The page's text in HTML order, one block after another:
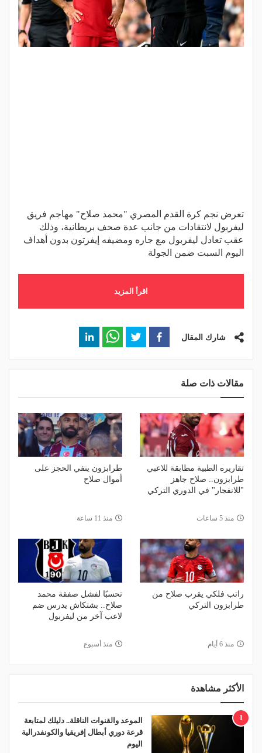
تعرض نجم كرة القدم المصري "محمد صلاح" مهاجم فريق
ليفربول لانتقادات من جانب عدة صحف بريطانية، وذلك
عقب تعادل ليفربول مع جاره ومضيفه إيفرتون بدون أهداف
اليوم السبت ضمن الجولة
اقرأ المزيد
شارك المقال
مقالات ذات صلة
تقاريره الطبية مطابقة للاعبي
طرابزون.. صلاح جاهز
"للانفجار" في الدوري التركي
منذ 5 ساعات
طرابزون ينفي الحجز على
أموال صلاح
منذ 11 ساعة
راتب فلكي يقرب صلاح من
طرابزون التركي
منذ 6 أيام
تحسبًا لفشل صفقة محمد
صلاح.. بشتكاش يدرس ضم
لاعب آخر من ليفربول
منذ أسبوع
الأكثر مشاهدة
1
الموعد والقنوات الناقلة.. دليلك لمتابعة
قرعة دوري أبطال إفريقيا والكونفدرالية
اليوم